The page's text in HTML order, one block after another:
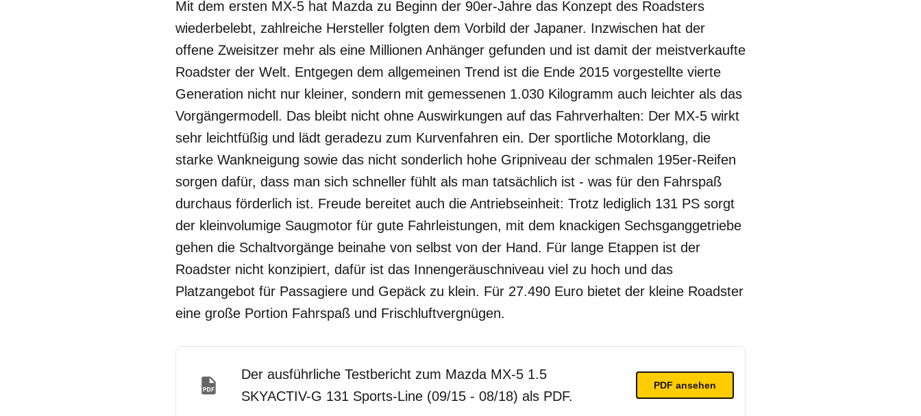
Mit dem ersten MX-5 hat Mazda zu Beginn der 90er-Jahre das Konzept des Roadsters
wiederbelebt, zahlreiche Hersteller folgten dem Vorbild der Japaner. Inzwischen hat der
offene Zweisitzer mehr als eine Millionen Anhänger gefunden und ist damit der meistverkaufte
Roadster der Welt. Entgegen dem allgemeinen Trend ist die Ende 2015 vorgestellte vierte
Generation nicht nur kleiner, sondern mit gemessenen 1.030 Kilogramm auch leichter als das
Vorgängermodell. Das bleibt nicht ohne Auswirkungen auf das Fahrverhalten: Der MX-5 wirkt
sehr leichtfüßig und lädt geradezu zum Kurvenfahren ein. Der sportliche Motorklang, die
starke Wankneigung sowie das nicht sonderlich hohe Gripniveau der schmalen 195er-Reifen
sorgen dafür, dass man sich schneller fühlt als man tatsächlich ist - was für den Fahrspaß
durchaus förderlich ist. Freude bereitet auch die Antriebseinheit: Trotz lediglich 131 PS sorgt
der kleinvolumige Saugmotor für gute Fahrleistungen, mit dem knackigen Sechsganggetriebe
gehen die Schaltvorgänge beinahe von selbst von der Hand. Für lange Etappen ist der
Roadster nicht konzipiert, dafür ist das Innengeräuschniveau viel zu hoch und das
Platzangebot für Passagiere und Gepäck zu klein. Für 27.490 Euro bietet der kleine Roadster
eine große Portion Fahrspaß und Frischluftvergnügen.
Der ausführliche Testbericht zum Mazda MX-5 1.5
SKYACTIV-G 131 Sports-Line (09/15 - 08/18) als PDF.
PDF ansehen